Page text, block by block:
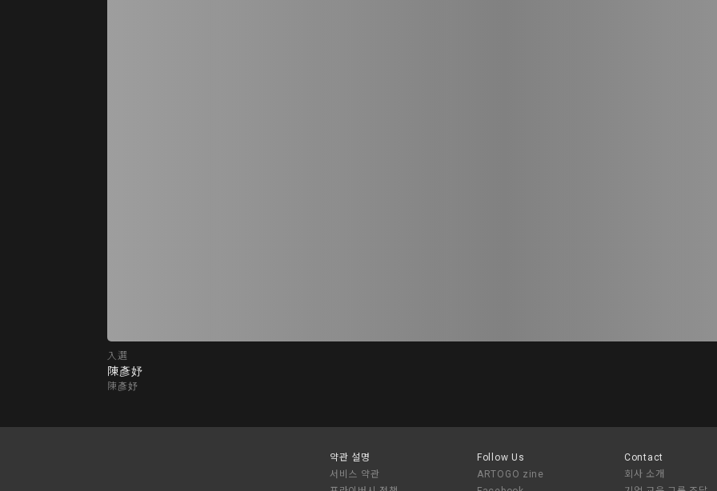
入選
陳彥妤
陳彥妤
약관 설명
서비스 약관
Follow Us
ARTOGO zine
Contact
회사 소개